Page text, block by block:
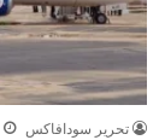
تحرير سودافاكس